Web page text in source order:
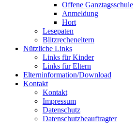
Offene Ganztagsschule
Anmeldung
Hort
Lesepaten
Blitzrecheneltern
Nützliche Links
Links für Kinder
Links für Eltern
Elterninformation/Download
Kontakt
Kontakt
Impressum
Datenschutz
Datenschutzbeauftragter